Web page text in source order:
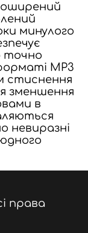
минулого
точно
MP3
стиснення
зменшення
в
невиразні
права